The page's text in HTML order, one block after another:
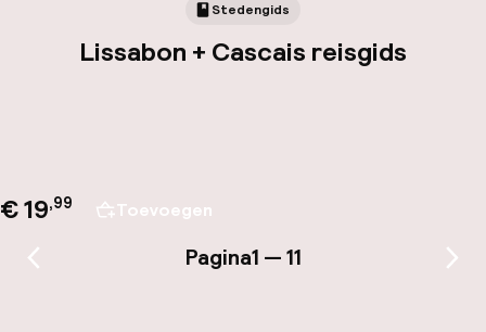
Stedengids
Lissabon + Cascais reisgids
€ 19,99 Toevoegen
Vorige pagina Pagina1 — 11